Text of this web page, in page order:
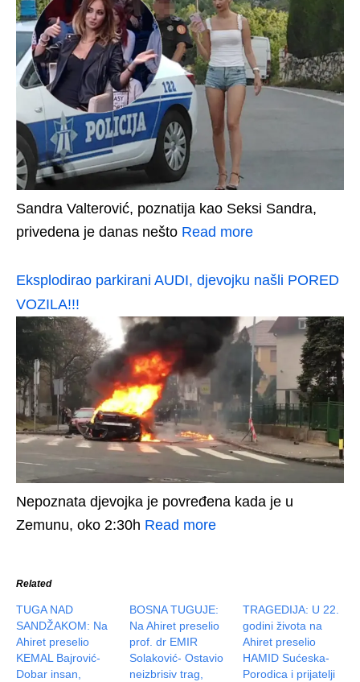
Sandra Valterović, poznatija kao Seksi Sandra,
privedena je danas nešto Read more
Eksplodirao parkirani AUDI, djevojku našli PORED
VOZILA!!!
Nepoznata djevojka je povređena kada je u
Zemunu, oko 2:30h Read more
Related
TUGA NAD
SANDŽAKOM: Na
Ahiret preselio
KEMAL Bajrović-
Dobar insan,
BOSNA TUGUJE:
Na Ahiret preselio
prof. dr EMIR
Solaković- Ostavio
neizbrisiv trag,
TRAGEDIJA: U 22.
godini života na
Ahiret preselio
HAMID Sućeska-
Porodica i prijatelji